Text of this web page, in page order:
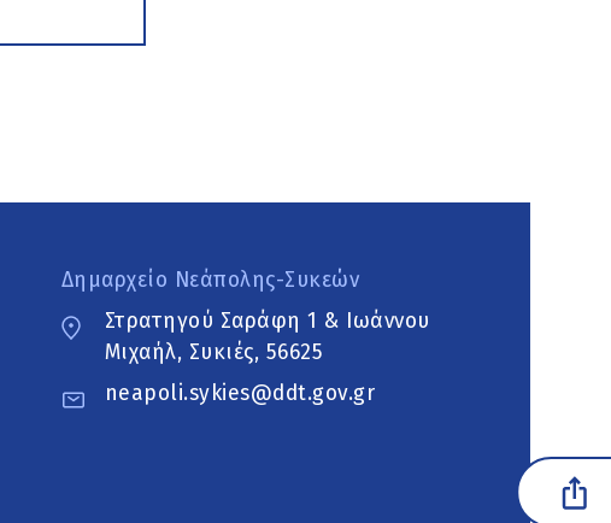
Δημαρχείο Νεάπολης-Συκεών
Στρατηγού Σαράφη 1 & Ιωάννου
Μιχαήλ, Συκιές, 56625
neapoli.sykies@ddt.gov.gr